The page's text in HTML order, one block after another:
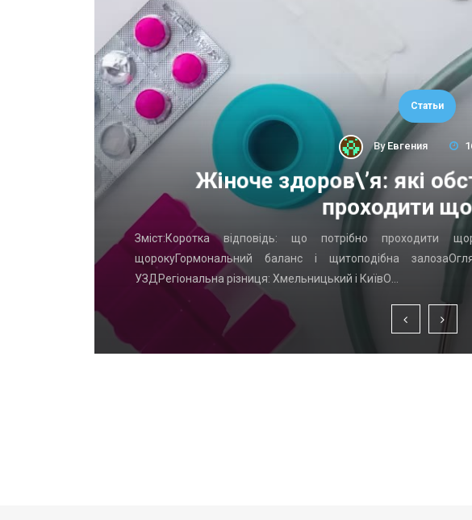
Статьи
ByЕвгения
Жіноче здоров\’я: які
проходити
Зміст:Коротка відповідь: що потрібно проходити
щорокуГормональний баланс і щитоподібна
УЗДРегіональна різниця: Хмельницький і КиївО…